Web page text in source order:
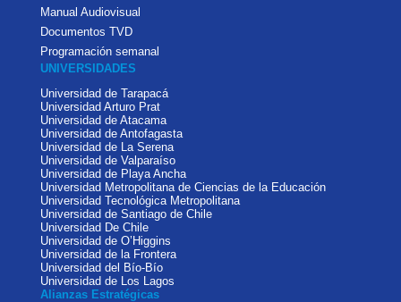
Manual Audiovisual
Documentos TVD
Programación semanal
UNIVERSIDADES
Universidad de Tarapacá
Universidad Arturo Prat
Universidad de Atacama
Universidad de Antofagasta
Universidad de La Serena
Universidad de Valparaíso
Universidad de Playa Ancha
Universidad Metropolitana de Ciencias de la Educación
Universidad Tecnológica Metropolitana
Universidad de Santiago de Chile
Universidad De Chile
Universidad de O’Higgins
Universidad de la Frontera
Universidad del Bío-Bío
Universidad de Los Lagos
Alianzas Estratégicas